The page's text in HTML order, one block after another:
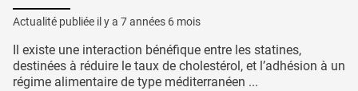
Actualité publiée il y a 7 années 6 mois
Il existe une interaction bénéfique entre les statines,
destinées à réduire le taux de cholestérol, et l’adhésion à un
régime alimentaire de type méditerranéen ...